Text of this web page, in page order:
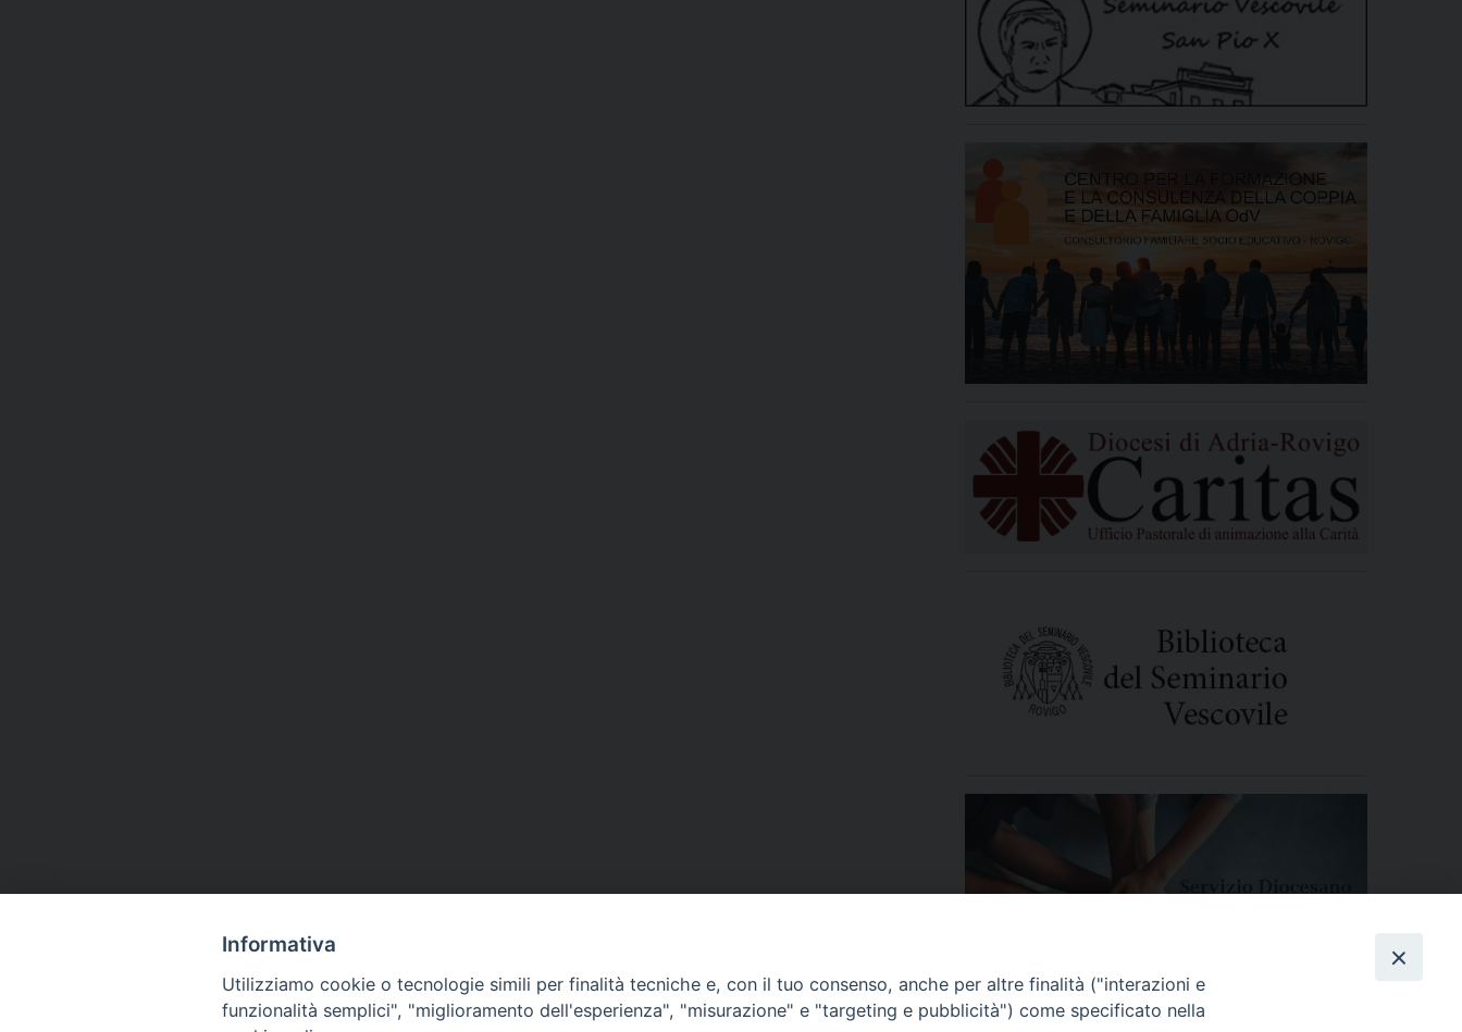
Informativa
Utilizziamo cookie o tecnologie simili per finalità tecniche e, con il tuo consenso, anche per altre finalità ("interazioni e
funzionalità semplici", "miglioramento dell'esperienza", "misurazione" e "targeting e pubblicità") come specificato nella